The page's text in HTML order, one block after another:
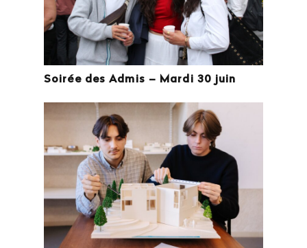
Soirée des Admis – Mardi 30 juin